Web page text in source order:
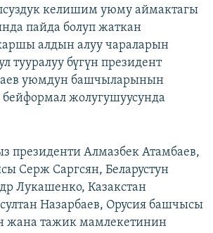
келишим уюму аймактагы
пайда болуп жаткан
алдын алуу чараларын
тууралуу бүгүн президент
уюмдун башчыларынын
жолугушуусунда
президенти Алмазбек Атамбаев,
Серж Саргсян, Беларустун
Лукашенко, Казакстан
Назарбаев, Орусия башчысы
жана тажик мамлекетинин